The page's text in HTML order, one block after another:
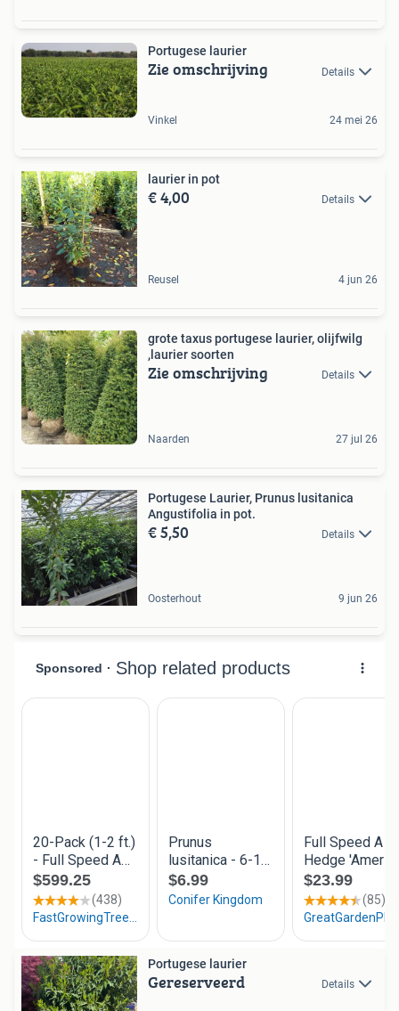
Portugese laurier
Zie omschrijving Details
Vinkel 24 mei 26
laurier in pot
€ 4,00 Details
Reusel 4 jun 26
grote taxus portugese laurier, olijfwilg
,laurier soorten
Zie omschrijving Details
Naarden 27 jul 26
Portugese Laurier, Prunus lusitanica
Angustifolia in pot.
€ 5,50 Details
Oosterhout 9 jun 26
Portugese laurier
Gereserveerd Details